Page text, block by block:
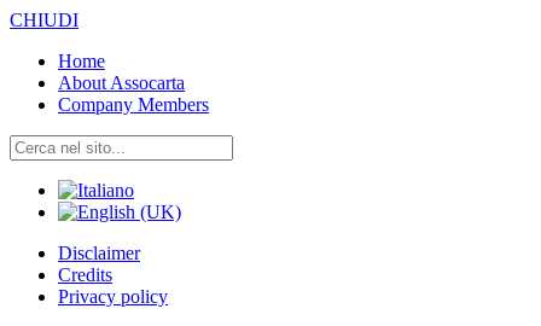
CHIUDI
Home
About Assocarta
Company Members
Disclaimer
Credits
Privacy policy